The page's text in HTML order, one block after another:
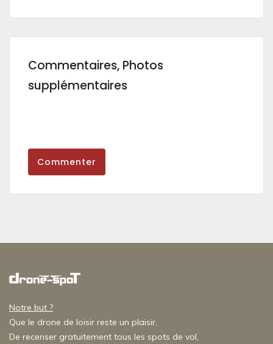
Commentaires, Photos
supplémentaires
Commenter
Notre but ?
Que le drone de loisir reste un plaisir,
De recenser gratuitement tous les spots de vol,